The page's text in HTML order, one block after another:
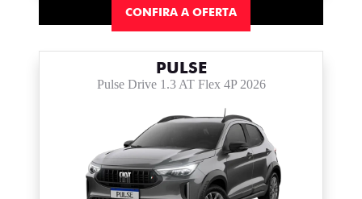
CONFIRA A OFERTA
PULSE
Pulse Drive 1.3 AT Flex 4P 2026